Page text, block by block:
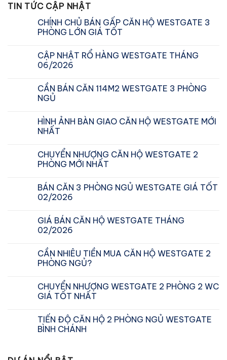
TIN TỨC CẬP NHẬT
CHÍNH CHỦ BÁN GẤP CĂN HỘ WESTGATE 3
PHÒNG LỚN GIÁ TỐT
CẬP NHẬT RỔ HÀNG WESTGATE THÁNG
06/2026
CẦN BÁN CĂN 114M2 WESTGATE 3 PHÒNG
NGỦ
HÌNH ẢNH BÀN GIAO CĂN HỘ WESTGATE MỚI
NHẤT
CHUYỂN NHƯỢNG CĂN HỘ WESTGATE 2
PHÒNG MỚI NHẤT
BÁN CĂN 3 PHÒNG NGỦ WESTGATE GIÁ TỐT
02/2026
GIÁ BÁN CĂN HỘ WESTGATE THÁNG
02/2026
CẦN NHIÊU TIỀN MUA CĂN HỘ WESTGATE 2
PHÒNG NGỦ?
CHUYỂN NHƯỢNG WESTGATE 2 PHÒNG 2 WC
GIÁ TỐT NHẤT
TIẾN ĐỘ CĂN HỘ 2 PHÒNG NGỦ WESTGATE
BÌNH CHÁNH